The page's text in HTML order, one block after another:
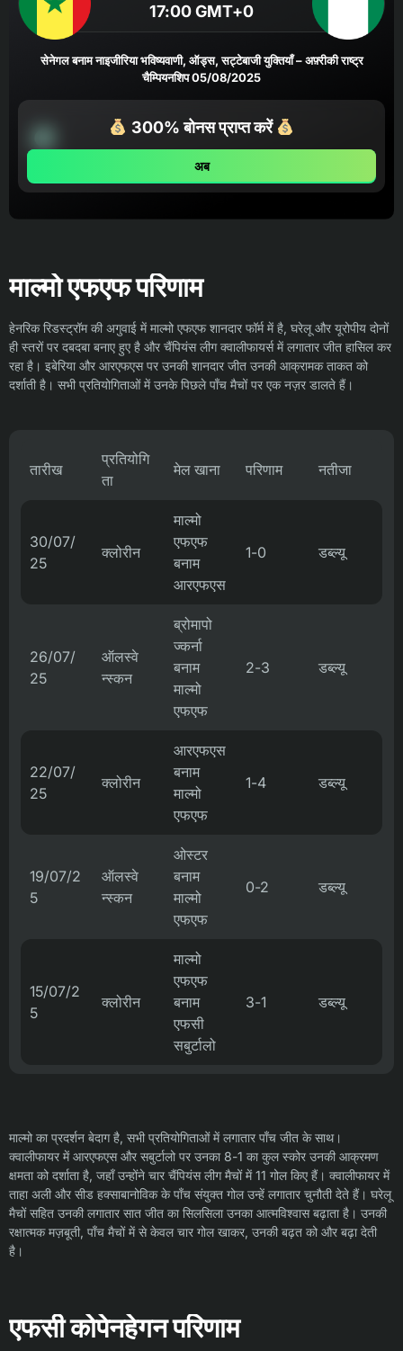
17:00 GMT+0
सेनेगल बनाम नाइजीरिया भविष्यवाणी, ऑड्स, सट्टेबाजी युक्तियाँ – अफ़्रीकी राष्ट्र
चैम्पियनशिप 05/08/2025
300% बोनस प्राप्त करें
अब
माल्मो एफएफ परिणाम
हेनरिक रिडस्ट्रॉम की अगुवाई में माल्मो एफएफ शानदार फॉर्म में है, घरेलू और यूरोपीय दोनों
ही स्तरों पर दबदबा बनाए हुए है और चैंपियंस लीग क्वालीफायर्स में लगातार जीत हासिल कर
रहा है। इबेरिया और आरएफएस पर उनकी शानदार जीत उनकी आक्रामक ताकत को
दर्शाती है। सभी प्रतियोगिताओं में उनके पिछले पाँच मैचों पर एक नज़र डालते हैं।
तारीख
प्रतियोगि
ता
मेल खाना परिणाम नतीजा
30/07/
25
क्लोरीन
माल्मो
एफएफ
बनाम
आरएफएस
1-0 डब्ल्यू
26/07/
25
ऑलस्वे
न्स्कन
ब्रोमापो
ज्कर्ना
बनाम
माल्मो
एफएफ
2-3 डब्ल्यू
22/07/
25
क्लोरीन
आरएफएस
बनाम
माल्मो
एफएफ
1-4 डब्ल्यू
19/07/2
5
ऑलस्वे
न्स्कन
ओस्टर
बनाम
माल्मो
एफएफ
0-2 डब्ल्यू
15/07/2
5
क्लोरीन
माल्मो
एफएफ
बनाम
एफसी
सबुर्टालो
3-1 डब्ल्यू
माल्मो का प्रदर्शन बेदाग है, सभी प्रतियोगिताओं में लगातार पाँच जीत के साथ।
क्वालीफायर में आरएफएस और सबुर्टालो पर उनका 8-1 का कुल स्कोर उनकी आक्रमण
क्षमता को दर्शाता है, जहाँ उन्होंने चार चैंपियंस लीग मैचों में 11 गोल किए हैं। क्वालीफायर में
ताहा अली और सीड हक्साबानोविक के पाँच संयुक्त गोल उन्हें लगातार चुनौती देते हैं। घरेलू
मैचों सहित उनकी लगातार सात जीत का सिलसिला उनका आत्मविश्वास बढ़ाता है। उनकी
रक्षात्मक मज़बूती, पाँच मैचों में से केवल चार गोल खाकर, उनकी बढ़त को और बढ़ा देती
है।
एफसी कोपेनहेगन परिणाम